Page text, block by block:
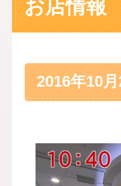
お店情報
2016年10